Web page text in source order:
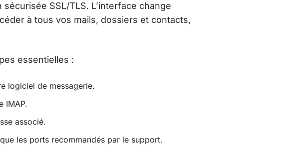
SSL/TLS. L’interface change
à tous vos mails, dossiers et contacts,
essentielles :
logiciel de messagerie.
IMAP.
associé.
les ports recommandés par le support.